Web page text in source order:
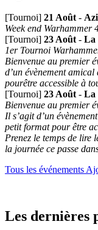
[Tournoi] 21 Août -
Week end Warhammer
[Tournoi] 23 Août - La
1er Tournoi
Bienvenue au premier
d’un évènement
pourêtre accessible à
[Tournoi] 23 Août - La
Bienvenue au premier
Il s’agit d’un
petit format pour être
Prenez le temps de lire
la journée ce passe
Tous les événements
Les dernières